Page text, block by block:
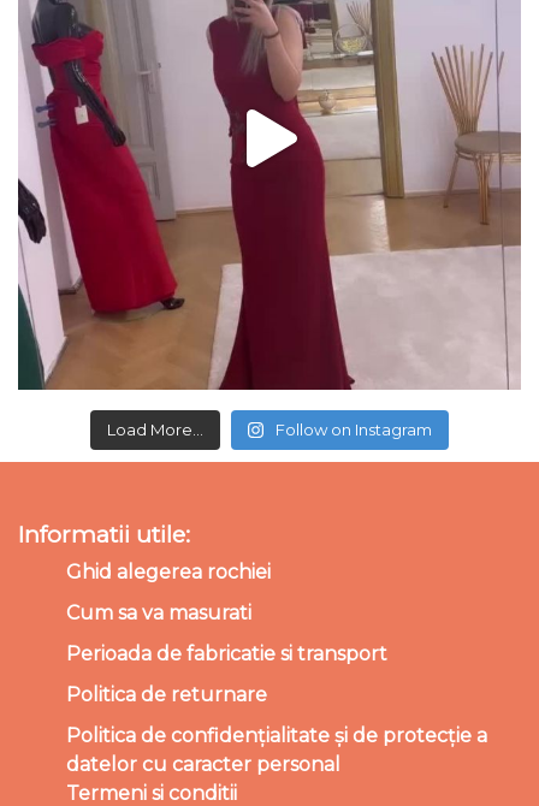
Load More... Follow on Instagram
Informatii utile:
Ghid alegerea rochiei
Cum sa va masurati
Perioada de fabricatie si transport
Politica de returnare
Politica de confidențialitate și de protecție a
datelor cu caracter personal
Termeni si conditii